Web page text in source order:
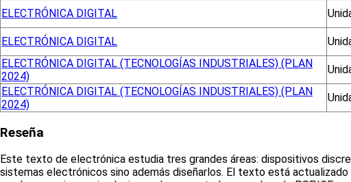
ELECTRÓNICA DIGITAL
ELECTRÓNICA DIGITAL
ELECTRÓNICA DIGITAL (TECNOLOGÍAS INDUSTRIALES) (PLAN
2024)
ELECTRÓNICA DIGITAL (TECNOLOGÍAS INDUSTRIALES) (PLAN
2024)
Reseña
Este texto de electrónica estudia tres grandes áreas: dispositivos
sistemas electrónicos sino además diseñarlos. El texto está